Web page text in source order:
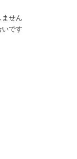
ません
いです